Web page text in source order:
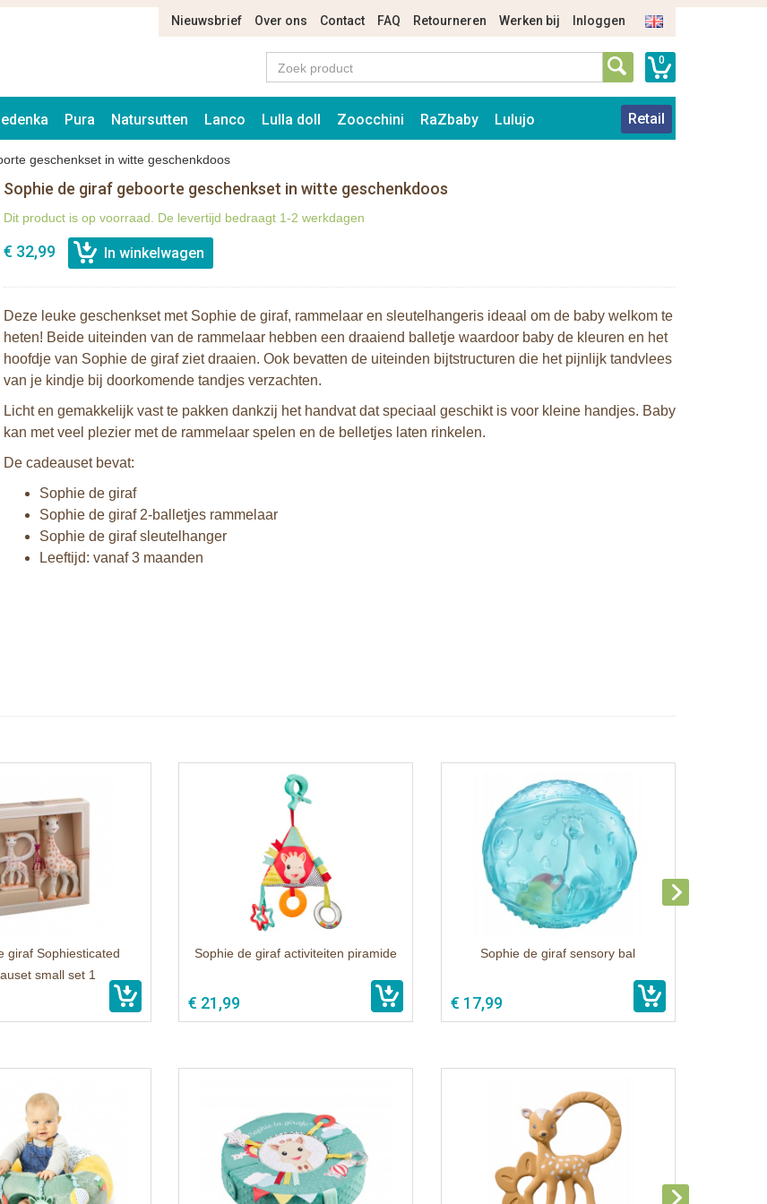
Nieuwsbrief Over ons Contact FAQ Retourneren Werken bij Inloggen
0
Pura Natursutten Lanco Lulla doll Zoocchini RaZbaby Lulujo Retail
geschenkset in witte geschenkdoos
Sophie de giraf geboorte geschenkset in witte geschenkdoos
Dit product is op voorraad. De levertijd bedraagt 1-2 werkdagen
€ 32,99
Deze leuke geschenkset met Sophie de giraf, rammelaar en sleutelhangeris ideaal om de baby welkom te
heten! Beide uiteinden van de rammelaar hebben een draaiend balletje waardoor baby de kleuren en het
hoofdje van Sophie de giraf ziet draaien. Ook bevatten de uiteinden bijtstructuren die het pijnlijk tandvlees
van je kindje bij doorkomende tandjes verzachten.
Licht en gemakkelijk vast te pakken dankzij het handvat dat speciaal geschikt is voor kleine handjes. Baby
kan met veel plezier met de rammelaar spelen en de belletjes laten rinkelen.
De cadeauset bevat:
Sophie de giraf
Sophie de giraf 2-balletjes rammelaar
Sophie de giraf sleutelhanger
Leeftijd: vanaf 3 maanden
giraf Sophiesticated
small set 1
Sophie de giraf activiteiten piramide
€ 21,99
Sophie de giraf sensory bal
€ 17,99